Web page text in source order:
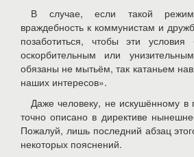
В случае, если такой
враждебность к коммунистам и
позаботиться, чтобы эти
оскорбительным или
обязаны не мытьём, так катаньем
наших интересов».
Даже человеку, не искушённому в
точно описано в директиве
Пожалуй, лишь последний абзац
некоторых пояснений.